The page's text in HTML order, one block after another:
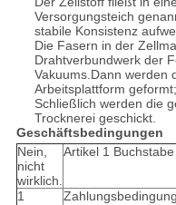
Versorgungsteich
stabile Konsistenz
Die Fasern in der
Drahtverbundwerk der
Vakuums.Dann werden
Arbeitsplattform geformt;
Schließlich werden die
Trocknerei geschickt.
Geschäftsbedingungen
Nein,
nicht
wirklich.
Artikel 1 Buchstabe
1